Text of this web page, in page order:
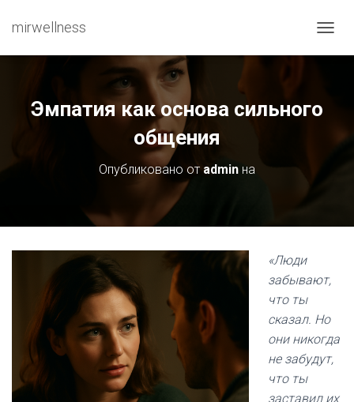
mirwellness
Эмпатия как основа сильного
общения
Опубликовано отadmin на
«Люди
забывают,
что ты
сказал. Но
они никогда
не забудут,
что ты
заставил их